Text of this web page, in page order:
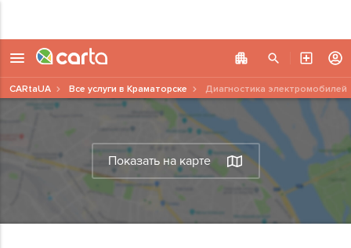
Показать на карте
CARtaUA Все услуги в Краматорске Диагностика электромобилей